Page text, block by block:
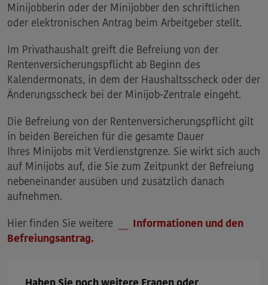
Minijobberin oder der Minijobber den schriftlichen
oder elektronischen Antrag beim Arbeitgeber stellt.
Im Privathaushalt greift die Befreiung von der
Rentenversicherungspflicht ab Beginn des
Kalendermonats, in dem der Haushaltsscheck oder der
Änderungsscheck bei der Minijob-Zentrale eingeht.
Die Befreiung von der Rentenversicherungspflicht gilt
in beiden Bereichen für die gesamte Dauer
Ihres Minijobs mit Verdienstgrenze. Sie wirkt sich auch
auf Minijobs auf, die Sie zum Zeitpunkt der Befreiung
nebeneinander ausüben und zusätzlich danach
aufnehmen.
Hier finden Sie weitere
Informationen und den
Befreiungsantrag.